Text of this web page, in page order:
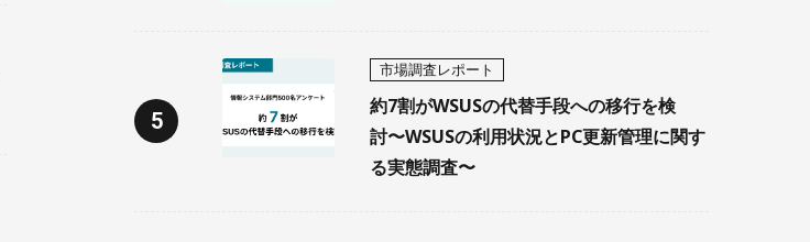
市場調査レポート
約7割がWSUSの代替手段への移行を検
討〜WSUSの利用状況とPC更新管理に関す
る実態調査〜